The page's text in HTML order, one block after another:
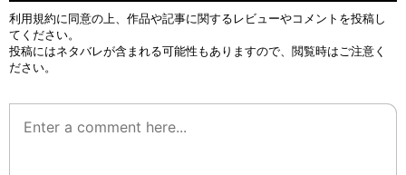
利用規約に同意の上、作品や記事に関するレビューやコメントを投稿し
てください。
投稿にはネタバレが含まれる可能性もありますので、閲覧時はご注意く
ださい。